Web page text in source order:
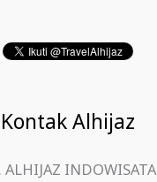
Kontak Alhijaz
ALHIJAZ INDOWISATA